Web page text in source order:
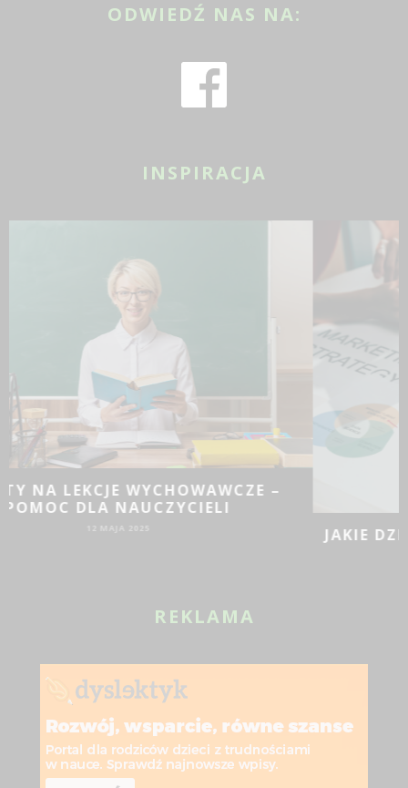
ODWIEDŹ NAS NA:
INSPIRACJA
JAKIE DZIAŁANIA PROMOCYJNE SPRAWDZĄ
REKLAMA